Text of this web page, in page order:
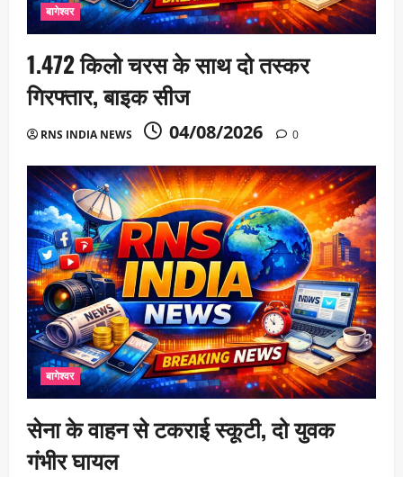
बागेश्वर
1.472 किलो चरस के साथ दो तस्कर
गिरफ्तार, बाइक सीज
RNS INDIA NEWS 04/08/2026 0
बागेश्वर
सेना के वाहन से टकराई स्कूटी, दो युवक
गंभीर घायल